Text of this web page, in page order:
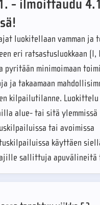
- ilmoittaudu
luokitellaan vamman ja
eri ratsastusluokkaan (I,
pyritään minimoimaan
ja takaamaan
kilpailutilanne. Luokittelu
alue- tai sitä ylemmissä
tai avoimissa
käyttäen
sallittuja apuvälineitä